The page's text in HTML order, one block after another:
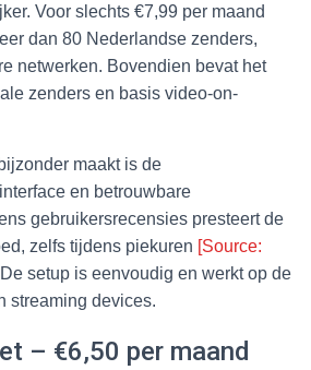
Voor slechts €7,99 per maand
dan 80 Nederlandse zenders,
netwerken. Bovendien bevat het
zenders en basis video-on-
maakt is de
en betrouwbare
gebruikersrecensies presteert de
zelfs tijdens piekuren [Source:
setup is eenvoudig en werkt op de
streaming devices.
– €6,50 per maand